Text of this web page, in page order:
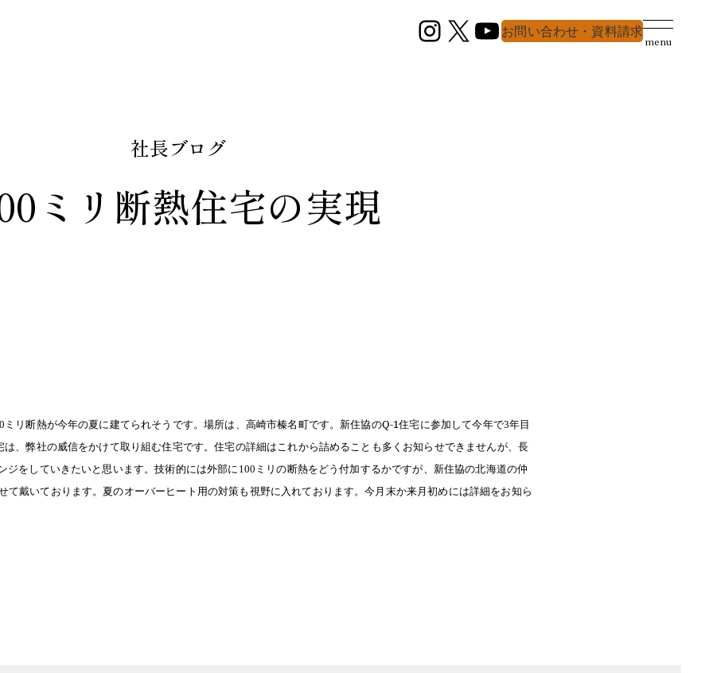
Instagram
X YouTube
お問い合わせ・資料請求
menu
社長ブログ
ミリ断熱住宅の実現
ミリ断熱が今年の夏に建てられそうです。場所は、高崎市榛名町です。新住協のQ-1住宅に参加して今年で3年目
は、弊社の威信をかけて取り組む住宅です。住宅の詳細はこれから詰めることも多くお知らせできませんが、長
ジをしていきたいと思います。技術的には外部に 100 ミリの断熱をどう付加するかですが、新住協の北海道の仲
て戴いております。夏のオーバーヒート用の対策も視野に入れております。今月末か来月初めには詳細をお知ら